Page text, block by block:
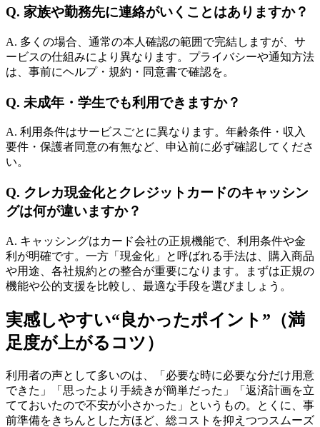
Q. 家族や勤務先に連絡がいくことはありますか？
A. 多くの場合、通常の本人確認の範囲で完結しますが、サ
ービスの仕組みにより異なります。プライバシーや通知方法
は、事前にヘルプ・規約・同意書で確認を。
Q. 未成年・学生でも利用できますか？
A. 利用条件はサービスごとに異なります。年齢条件・収入
要件・保護者同意の有無など、申込前に必ず確認してくださ
い。
Q. クレカ現金化とクレジットカードのキャッシン
グは何が違いますか？
A. キャッシングはカード会社の正規機能で、利用条件や金
利が明確です。一方「現金化」と呼ばれる手法は、購入商品
や用途、各社規約との整合が重要になります。まずは正規の
機能や公的支援を比較し、最適な手段を選びましょう。
実感しやすい“良かったポイント”（満
足度が上がるコツ）
利用者の声として多いのは、「必要な時に必要な分だけ用意
できた」「思ったより手続きが簡単だった」「返済計画を立
てておいたので不安が小さかった」というもの。とくに、事
前準備をきちんとした方ほど、総コストを抑えつつスムーズ